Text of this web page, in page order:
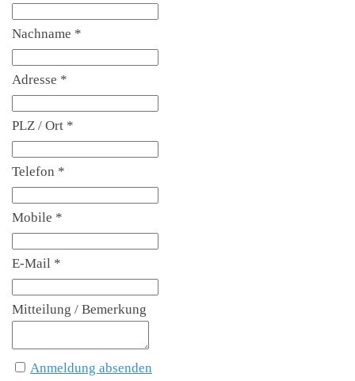
Nachname *
Adresse *
PLZ / Ort *
Telefon *
Mobile *
E-Mail *
Mitteilung / Bemerkung
Anmeldung absenden